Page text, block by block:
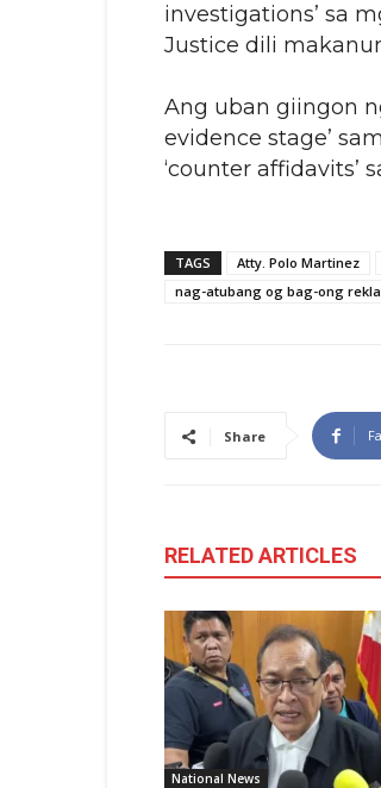
investigations’ sa
Justice dili
Ang uban giingon
evidence stage’
‘counter affidavits’
TAGS Atty. Polo Martinez
nag-atubang og bag-ong
Share
RELATED ARTICLES
National News